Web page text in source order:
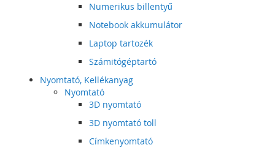
Numerikus billentyű
Notebook akkumulátor
Laptop tartozék
Számitógéptartó
Nyomtató, Kellékanyag
Nyomtató
3D nyomtató
3D nyomtató toll
Címkenyomtató